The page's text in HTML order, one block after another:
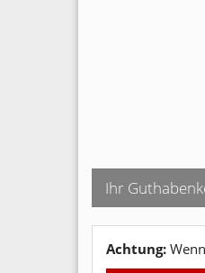
Ihr
Achtung: